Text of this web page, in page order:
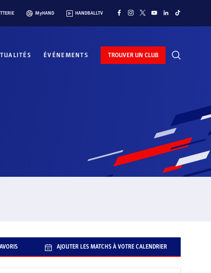
MyHAND HANDBALLTV
ÉVÉNEMENTS TROUVER UN CLUB
AJOUTER LES MATCHS À VOTRE CALENDRIER